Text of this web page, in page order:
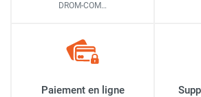
DROM-COM…
Paiement en ligne